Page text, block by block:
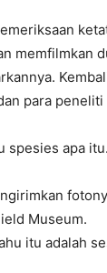
memfilmkan
para
spesies apa itu.
Museum.
itu adalah